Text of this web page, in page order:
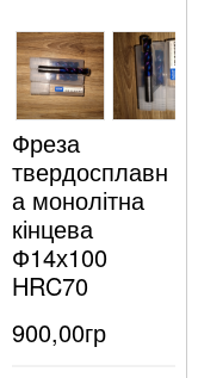
Фреза
твердосплавн
а монолітна
кінцева
Ф14х100
HRC70
900,00гр